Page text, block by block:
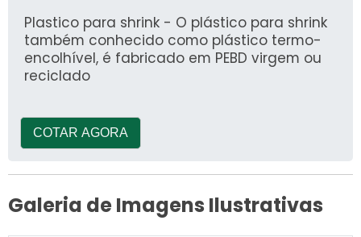
Plastico para shrink - O plástico para shrink
também conhecido como plástico termo-
encolhível, é fabricado em PEBD virgem ou
reciclado
COTAR AGORA
Galeria de Imagens Ilustrativas